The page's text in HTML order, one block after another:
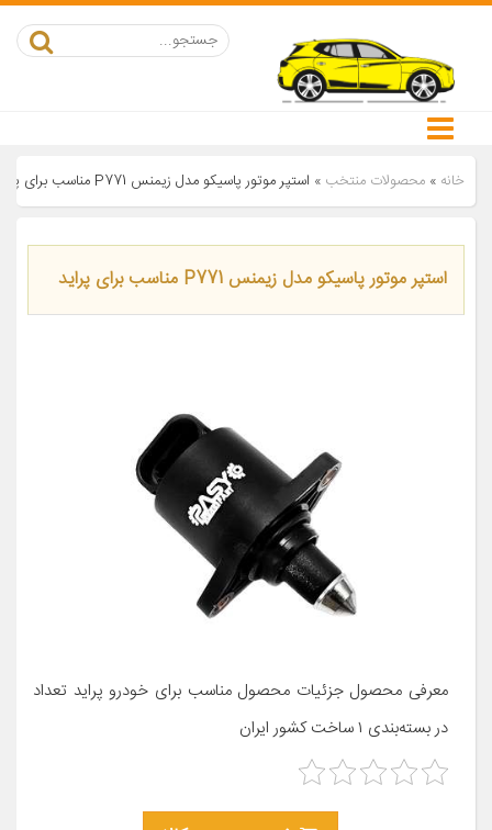
خانه » محصولات منتخب » استپر موتور پاسیکو مدل زیمنس P771 مناسب برای پراید
استپر موتور پاسیکو مدل زیمنس P771 مناسب برای پراید
معرفی محصول جزئیات محصول مناسب برای خودرو پراید تعداد
در بسته‌بندی ۱ ساخت کشور ایران